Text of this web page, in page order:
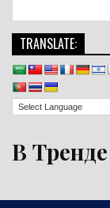
TRANSLATE:
В Тренде